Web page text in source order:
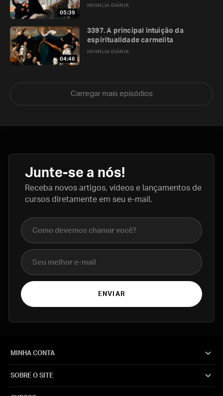
05:39
HOMILIA DIÁRIA
04:46
HOMILIA DIÁRIA
3397. A principal intuição da
espiritualidade carmelita
Carregar mais episódios
Junte-se a nós!
Receba novos artigos, vídeos e lançamentos de
cursos diretamente em seu e-mail.
Nome completo
E-mail
ENVIAR
MINHA CONTA
SOBRE O SITE